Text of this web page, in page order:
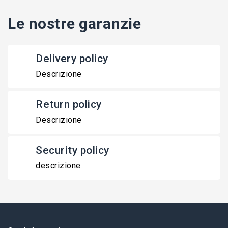
Le nostre garanzie
Delivery policy
Descrizione
Return policy
Descrizione
Security policy
descrizione